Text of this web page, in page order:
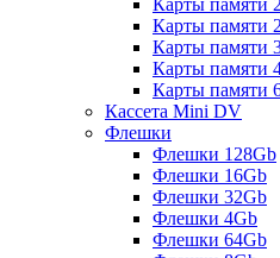
Карты памяти
Карты памяти
Карты памяти
Карты памяти
Карты памяти
Кассета Mini DV
Флешки
Флешки 128Gb
Флешки 16Gb
Флешки 32Gb
Флешки 4Gb
Флешки 64Gb